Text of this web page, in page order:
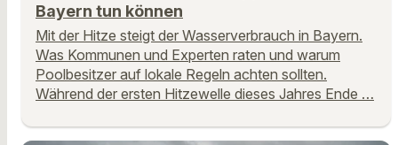
Bayern tun können
Mit der Hitze steigt der Wasserverbrauch in Bayern.
Was Kommunen und Experten raten und warum
Poolbesitzer auf lokale Regeln achten sollten.
Während der ersten Hitzewelle dieses Jahres Ende …